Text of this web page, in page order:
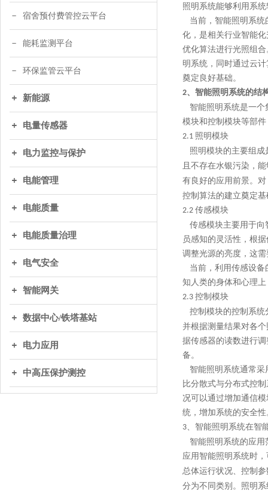
宿舍预付费管控云平台
能耗监测平台
环保监管云平台
新能源
电量传感器
电力监控与保护
电能管理
电能质量
电能质量治理
电气安全
智能网关
数据中心/铁塔基站
电力应用
中高压保护测控
照明系统能够利用系
当前，智能照明系统
化，是相关行业智能
优化算法进行光照组
明系统，同时通过云
奠定良好基础。
2、智能照明系统的结
智能照明系统是一个
模块和控制模块等部
2.1 照明模块
照明模块的主要组成
且不存在水银污染，
有良好的应用前景。对
控制算法的建立奠定基
2.2 传感模块
传感模块主要用于向
员感知的灵活性，根
调整光源的亮度，这
当前，利用传感设备
知人类的身体和心理
2.3 控制模块
控制模块的控制系统
并根据测量结果对各
据传感器的读数进行
备。
智能照明系统通常采
比分散式与分布式控
况可以通过增加通信
统，增加系统的安全性
3、智能照明系统在智
智能照明系统的应用
应用智能照明系统时
总体运行状况、控制
分为不同类别。照明